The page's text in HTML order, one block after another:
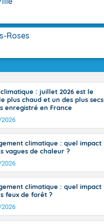
Roses
: juillet 2026 est le
plus chaud et un des plus secs
enregistré en France
climatique : quel impact
vagues de chaleur ?
climatique : quel impact
feux de forêt ?